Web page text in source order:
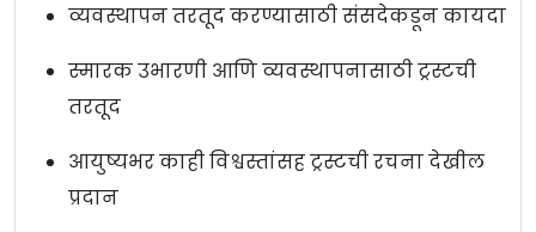
व्यवस्थापन तरतूद करण्यासाठी संसदेकडून कायदा
स्मारक उभारणी आणि व्यवस्थापनासाठी ट्रस्टची
तरतूद
आयुष्यभर काही विश्वस्तांसह ट्रस्टची रचना देखील
प्रदान